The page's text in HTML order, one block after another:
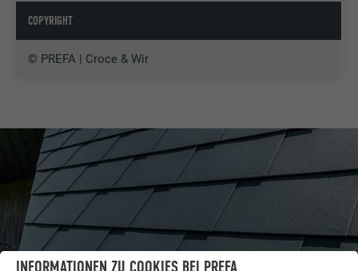
COPYRIGHT
© PREFA | Croce & Wir